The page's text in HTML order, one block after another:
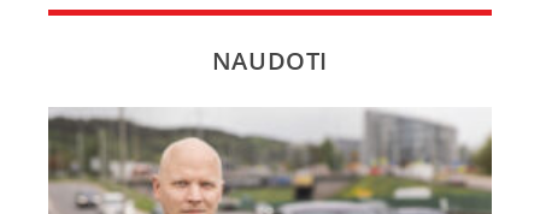
NAUDOTI